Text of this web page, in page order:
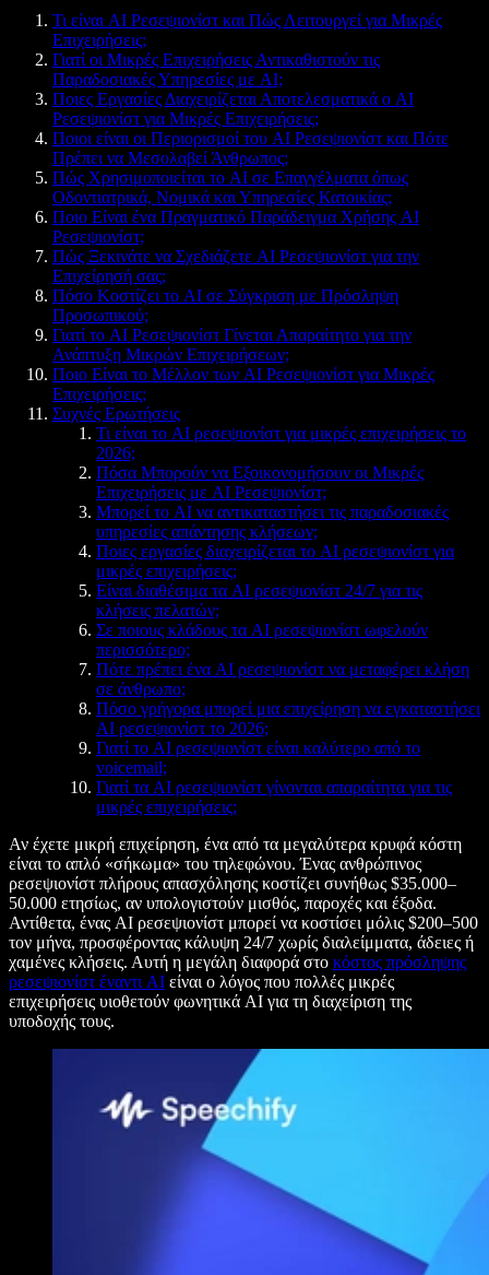
Τι είναι AI Ρεσεψιονίστ και Πώς Λειτουργεί για Μικρές
Επιχειρήσεις;
Γιατί οι Μικρές Επιχειρήσεις Αντικαθιστούν τις
Παραδοσιακές Υπηρεσίες με AI;
Ποιες Εργασίες Διαχειρίζεται Αποτελεσματικά ο AI
Ρεσεψιονίστ για Μικρές Επιχειρήσεις;
Ποιοι είναι οι Περιορισμοί του AI Ρεσεψιονίστ και Πότε
Πρέπει να Μεσολαβεί Άνθρωπος;
Πώς Χρησιμοποιείται το AI σε Επαγγέλματα όπως
Οδοντιατρικά, Νομικά και Υπηρεσίες Κατοικίας;
Ποιο Είναι ένα Πραγματικό Παράδειγμα Χρήσης AI
Ρεσεψιονίστ;
Πώς Ξεκινάτε να Σχεδιάζετε AI Ρεσεψιονίστ για την
Επιχείρησή σας;
Πόσο Κοστίζει το AI σε Σύγκριση με Πρόσληψη
Προσωπικού;
Γιατί το AI Ρεσεψιονίστ Γίνεται Απαραίτητο για την
Ανάπτυξη Μικρών Επιχειρήσεων;
Ποιο Είναι το Μέλλον των AI Ρεσεψιονίστ για Μικρές
Επιχειρήσεις;
Συχνές Ερωτήσεις
Τι είναι το AI ρεσεψιονίστ για μικρές επιχειρήσεις το
2026;
Πόσα Μπορούν να Εξοικονομήσουν οι Μικρές
Επιχειρήσεις με AI Ρεσεψιονίστ;
Μπορεί το AI να αντικαταστήσει τις παραδοσιακές
υπηρεσίες απάντησης κλήσεων;
Ποιες εργασίες διαχειρίζεται το AI ρεσεψιονίστ για
μικρές επιχειρήσεις;
Είναι διαθέσιμα τα AI ρεσεψιονίστ 24/7 για τις
κλήσεις πελατών;
Σε ποιους κλάδους τα AI ρεσεψιονίστ ωφελούν
περισσότερο;
Πότε πρέπει ένα AI ρεσεψιονίστ να μεταφέρει κλήση
σε άνθρωπο;
Πόσο γρήγορα μπορεί μια επιχείρηση να εγκαταστήσει
AI ρεσεψιονίστ το 2026;
Γιατί το AI ρεσεψιονίστ είναι καλύτερο από το
voicemail;
Γιατί τα AI ρεσεψιονίστ γίνονται απαραίτητα για τις
μικρές επιχειρήσεις;
Αν έχετε μικρή επιχείρηση, ένα από τα μεγαλύτερα κρυφά κόστη
είναι το απλό «σήκωμα» του τηλεφώνου. Ένας ανθρώπινος
ρεσεψιονίστ πλήρους απασχόλησης κοστίζει συνήθως $35.000–
50.000 ετησίως, αν υπολογιστούν μισθός, παροχές και έξοδα.
Αντίθετα, ένας AI ρεσεψιονίστ μπορεί να κοστίσει μόλις $200–500
τον μήνα, προσφέροντας κάλυψη 24/7 χωρίς διαλείμματα, άδειες ή
χαμένες κλήσεις. Αυτή η μεγάλη διαφορά στο κόστος πρόσληψης
ρεσεψιονίστ έναντι AI είναι ο λόγος που πολλές μικρές
επιχειρήσεις υιοθετούν φωνητικά AI για τη διαχείριση της
υποδοχής τους.